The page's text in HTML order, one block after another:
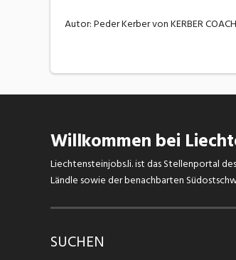
Autor: Peder Kerber von KERBER
Willkommen bei
Liechtensteinjobs.li. ist das Stellenportal
Ländle sowie der benachbarten
SUCHEN